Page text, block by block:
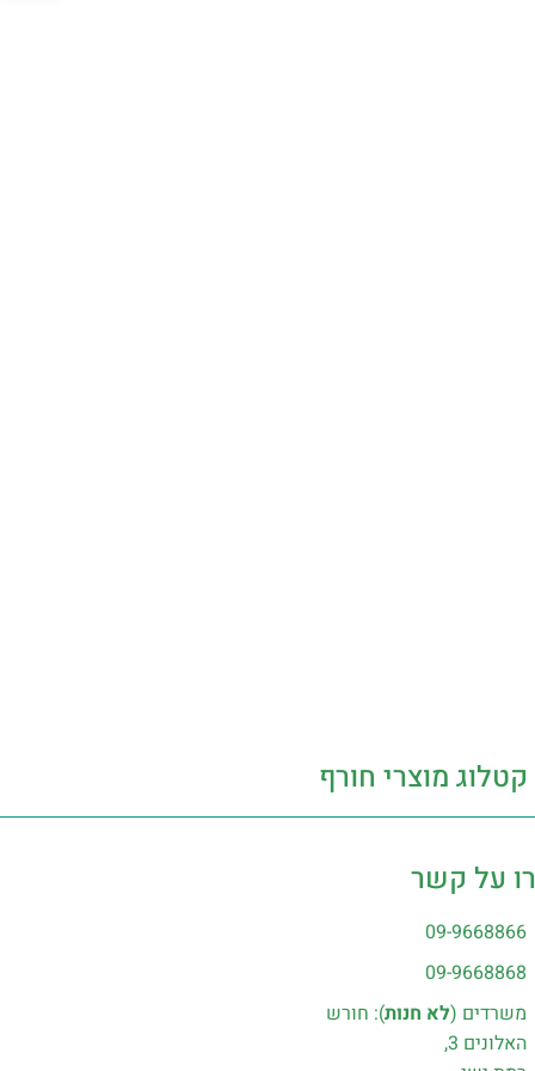
קטלוג מוצרי חורף
על קשר
09-9668866
09-9668868
משרדים (לא חנות): חורש
האלונים 3,